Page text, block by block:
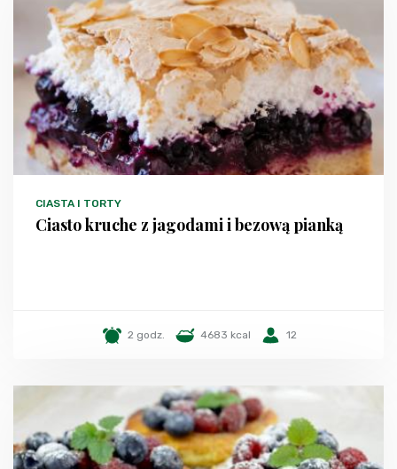
CIASTA I TORTY
Ciasto kruche z jagodami i bezową pianką
2 godz. 4683 kcal 12